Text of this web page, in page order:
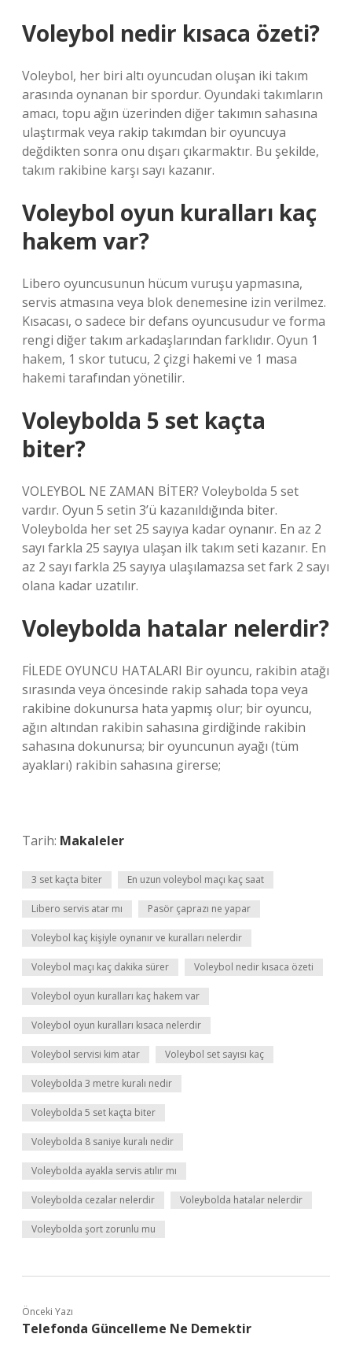
Voleybol nedir kısaca özeti?
Voleybol, her biri altı oyuncudan oluşan iki takım
arasında oynanan bir spordur. Oyundaki takımların
amacı, topu ağın üzerinden diğer takımın sahasına
ulaştırmak veya rakip takımdan bir oyuncuya
değdikten sonra onu dışarı çıkarmaktır. Bu şekilde,
takım rakibine karşı sayı kazanır.
Voleybol oyun kuralları kaç
hakem var?
Libero oyuncusunun hücum vuruşu yapmasına,
servis atmasına veya blok denemesine izin verilmez.
Kısacası, o sadece bir defans oyuncusudur ve forma
rengi diğer takım arkadaşlarından farklıdır. Oyun 1
hakem, 1 skor tutucu, 2 çizgi hakemi ve 1 masa
hakemi tarafından yönetilir.
Voleybolda 5 set kaçta
biter?
VOLEYBOL NE ZAMAN BİTER? Voleybolda 5 set
vardır. Oyun 5 setin 3’ü kazanıldığında biter.
Voleybolda her set 25 sayıya kadar oynanır. En az 2
sayı farkla 25 sayıya ulaşan ilk takım seti kazanır. En
az 2 sayı farkla 25 sayıya ulaşılamazsa set fark 2 sayı
olana kadar uzatılır.
Voleybolda hatalar nelerdir?
FİLEDE OYUNCU HATALARI Bir oyuncu, rakibin atağı
sırasında veya öncesinde rakip sahada topa veya
rakibine dokunursa hata yapmış olur; bir oyuncu,
ağın altından rakibin sahasına girdiğinde rakibin
sahasına dokunursa; bir oyuncunun ayağı (tüm
ayakları) rakibin sahasına girerse;
Tarih: Makaleler
3 set kaçta biter En uzun voleybol maçı kaç saat
Libero servis atar mı Pasör çaprazı ne yapar
Voleybol kaç kişiyle oynanır ve kuralları nelerdir
Voleybol maçı kaç dakika sürer Voleybol nedir kısaca özeti
Voleybol oyun kuralları kaç hakem var
Voleybol oyun kuralları kısaca nelerdir
Voleybol servisi kim atar Voleybol set sayısı kaç
Voleybolda 3 metre kuralı nedir
Voleybolda 5 set kaçta biter
Voleybolda 8 saniye kuralı nedir
Voleybolda ayakla servis atılır mı
Voleybolda cezalar nelerdir Voleybolda hatalar nelerdir
Voleybolda şort zorunlu mu
Önceki Yazı
Telefonda Güncelleme Ne Demektir